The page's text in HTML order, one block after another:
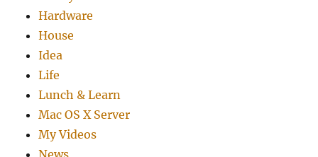
Hardware
House
Idea
Life
Lunch & Learn
Mac OS X Server
My Videos